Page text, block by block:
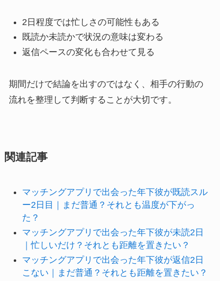
2日程度では忙しさの可能性もある
既読か未読かで状況の意味は変わる
返信ペースの変化も合わせて見る
期間だけで結論を出すのではなく、相手の行動の
流れを整理して判断することが大切です。
関連記事
マッチングアプリで出会った年下彼が既読スル
ー2日目｜まだ普通？それとも温度が下がっ
た？
マッチングアプリで出会った年下彼が未読2日
｜忙しいだけ？それとも距離を置きたい？
マッチングアプリで出会った年下彼が返信2日
こない｜まだ普通？それとも距離を置きたい？